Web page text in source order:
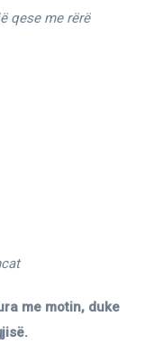
qese me rërë
me motin, duke